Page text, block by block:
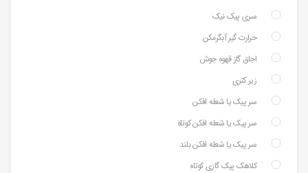
سری پیک نیک
حرارت گیر آبگرمکن
اجاق گاز قهوه جوش
زیر کتری
سر پیک یا شعله افکن
سر پیک یا شعله افکن کوتاه
سر پیک یا شعله افکن بلند
کلاهک پیک گازی کوتاه